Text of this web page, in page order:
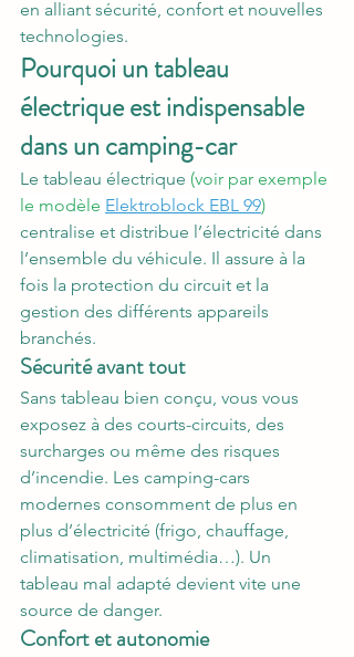
en alliant sécurité, confort et nouvelles
technologies.
Pourquoi un tableau
électrique est indispensable
dans un camping-car
Le tableau électrique (voir par exemple
le modèle Elektroblock EBL 99)
centralise et distribue l’électricité dans
l’ensemble du véhicule. Il assure à la
fois la protection du circuit et la
gestion des différents appareils
branchés.
Sécurité avant tout
Sans tableau bien conçu, vous vous
exposez à des courts-circuits, des
surcharges ou même des risques
d’incendie. Les camping-cars
modernes consomment de plus en
plus d’électricité (frigo, chauffage,
climatisation, multimédia…). Un
tableau mal adapté devient vite une
source de danger.
Confort et autonomie